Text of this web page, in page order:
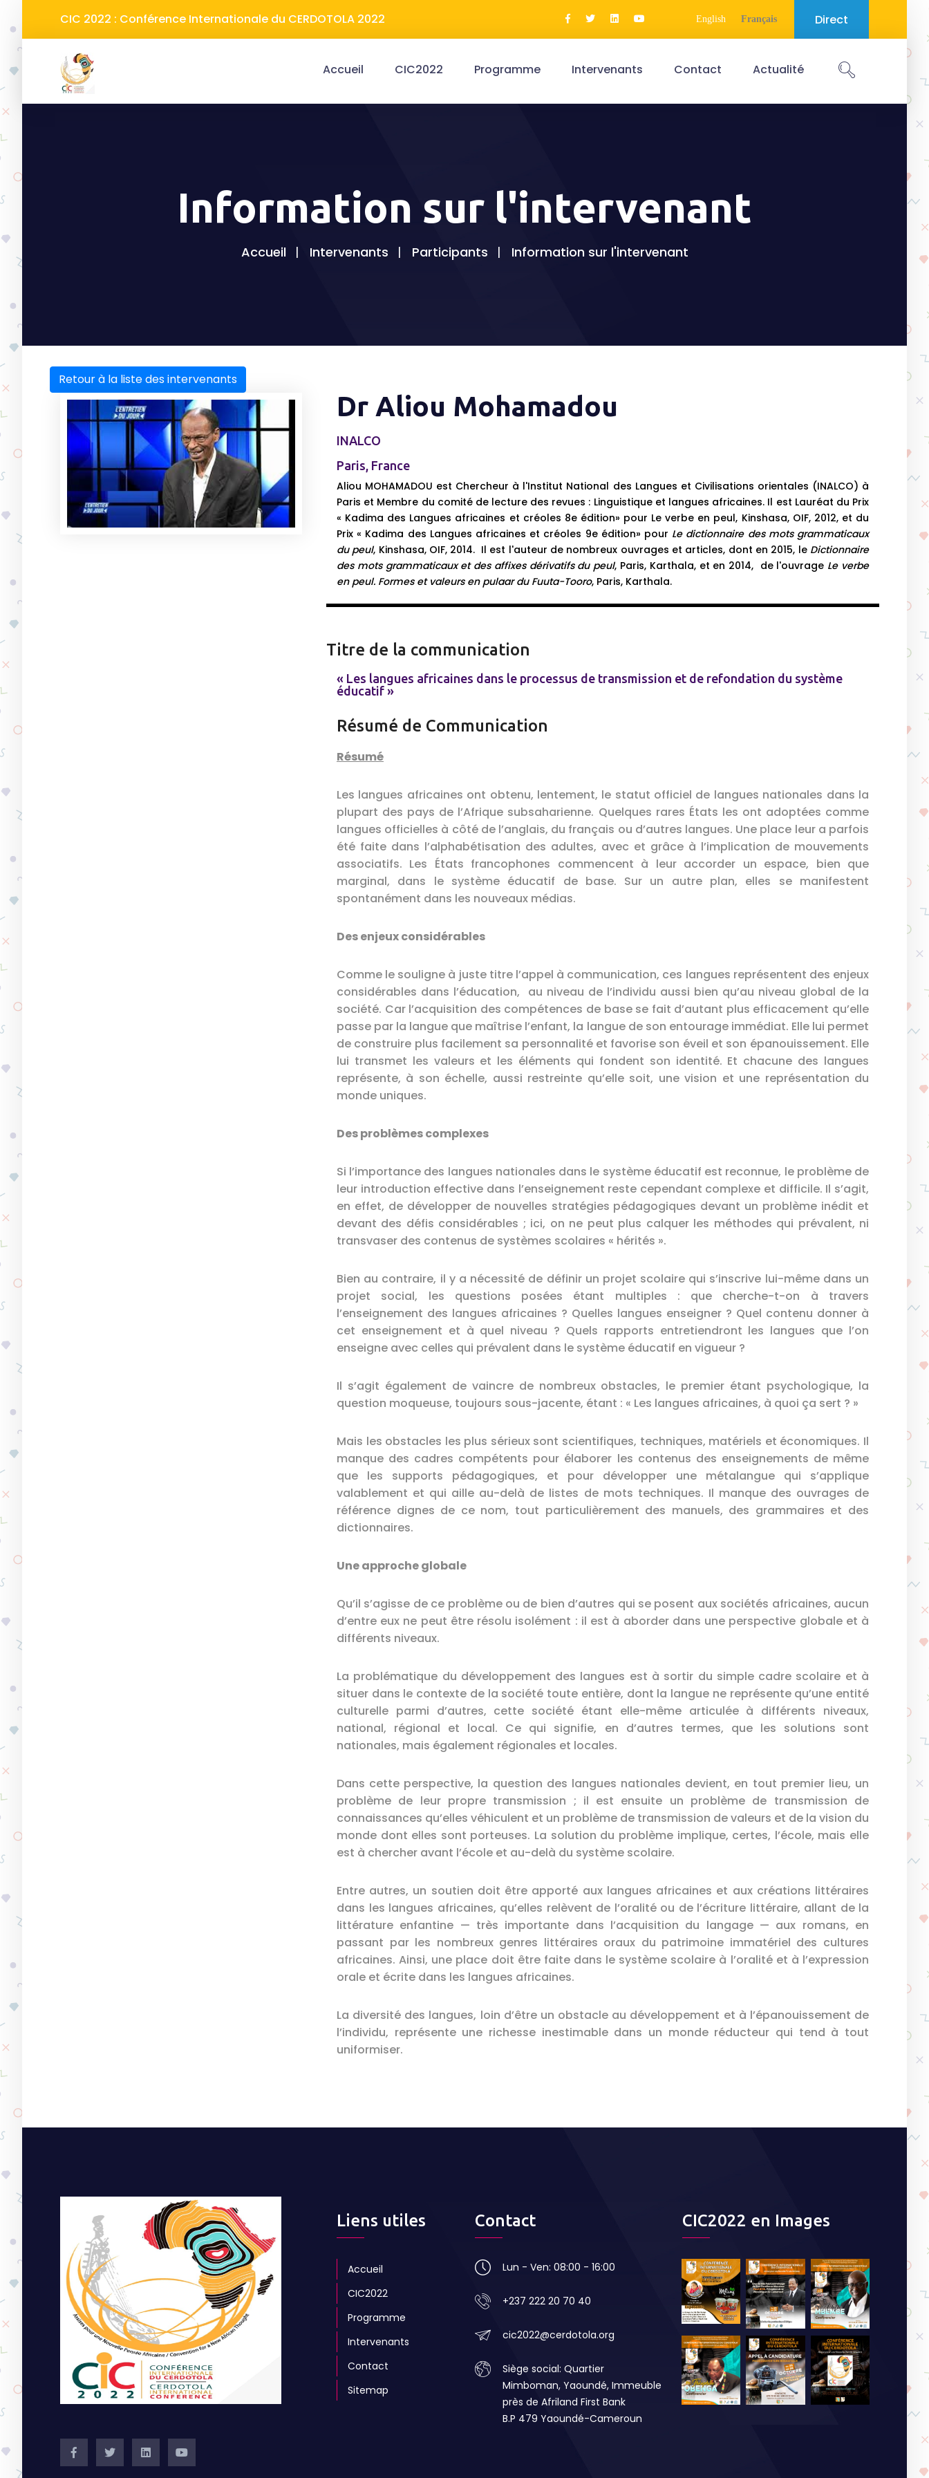
CIC 2022 : Conférence Internationale du CERDOTOLA 2022 English Français Direct
Accueil CIC2022 Programme Intervenants Contact Actualité
Information sur l'intervenant
Accueil Intervenants Participants Information sur l'intervenant
Retour à la liste des intervenants
Dr Aliou Mohamadou
INALCO
Paris, France
Aliou MOHAMADOU est Chercheur à l'Institut National des Langues et Civilisations orientales (INALCO) à
Paris et Membre du comité de lecture des revues : Linguistique et langues africaines. Il est Lauréat du Prix
« Kadima des Langues africaines et créoles 8e édition» pour Le verbe en peul, Kinshasa, OIF, 2012, et du
Prix « Kadima des Langues africaines et créoles 9e édition» pour Le dictionnaire des mots grammaticaux
du peul, Kinshasa, OIF, 2014. Il est l'auteur de nombreux ouvrages et articles, dont en 2015, le Dictionnaire
des mots grammaticaux et des affixes dérivatifs du peul, Paris, Karthala, et en 2014, de l'ouvrage Le verbe
en peul. Formes et valeurs en pulaar du Fuuta-Tooro, Paris, Karthala.
Titre de la communication
« Les langues africaines dans le processus de transmission et de refondation du système
éducatif »
Résumé de Communication
Résumé
Les langues africaines ont obtenu, lentement, le statut officiel de langues nationales dans la
plupart des pays de l’Afrique subsaharienne. Quelques rares États les ont adoptées comme
langues officielles à côté de l’anglais, du français ou d’autres langues. Une place leur a parfois
été faite dans l’alphabétisation des adultes, avec et grâce à l’implication de mouvements
associatifs. Les États francophones commencent à leur accorder un espace, bien que
marginal, dans le système éducatif de base. Sur un autre plan, elles se manifestent
spontanément dans les nouveaux médias.
Des enjeux considérables
Comme le souligne à juste titre l’appel à communication, ces langues représentent des enjeux
considérables dans l’éducation, au niveau de l’individu aussi bien qu’au niveau global de la
société. Car l’acquisition des compétences de base se fait d’autant plus efficacement qu’elle
passe par la langue que maîtrise l’enfant, la langue de son entourage immédiat. Elle lui permet
de construire plus facilement sa personnalité et favorise son éveil et son épanouissement. Elle
lui transmet les valeurs et les éléments qui fondent son identité. Et chacune des langues
représente, à son échelle, aussi restreinte qu’elle soit, une vision et une représentation du
monde uniques.
Des problèmes complexes
Si l’importance des langues nationales dans le système éducatif est reconnue, le problème de
leur introduction effective dans l’enseignement reste cependant complexe et difficile. Il s’agit,
en effet, de développer de nouvelles stratégies pédagogiques devant un problème inédit et
devant des défis considérables ; ici, on ne peut plus calquer les méthodes qui prévalent, ni
transvaser des contenus de systèmes scolaires « hérités ».
Bien au contraire, il y a nécessité de définir un projet scolaire qui s’inscrive lui-même dans un
projet social, les questions posées étant multiples : que cherche-t-on à travers
l’enseignement des langues africaines ? Quelles langues enseigner ? Quel contenu donner à
cet enseignement et à quel niveau ? Quels rapports entretiendront les langues que l’on
enseigne avec celles qui prévalent dans le système éducatif en vigueur ?
Il s’agit également de vaincre de nombreux obstacles, le premier étant psychologique, la
question moqueuse, toujours sous-jacente, étant : « Les langues africaines, à quoi ça sert ? »
Mais les obstacles les plus sérieux sont scientifiques, techniques, matériels et économiques. Il
manque des cadres compétents pour élaborer les contenus des enseignements de même
que les supports pédagogiques, et pour développer une métalangue qui s’applique
valablement et qui aille au-delà de listes de mots techniques. Il manque des ouvrages de
référence dignes de ce nom, tout particulièrement des manuels, des grammaires et des
dictionnaires.
Une approche globale
Qu’il s’agisse de ce problème ou de bien d’autres qui se posent aux sociétés africaines, aucun
d’entre eux ne peut être résolu isolément : il est à aborder dans une perspective globale et à
différents niveaux.
La problématique du développement des langues est à sortir du simple cadre scolaire et à
situer dans le contexte de la société toute entière, dont la langue ne représente qu’une entité
culturelle parmi d’autres, cette société étant elle-même articulée à différents niveaux,
national, régional et local. Ce qui signifie, en d’autres termes, que les solutions sont
nationales, mais également régionales et locales.
Dans cette perspective, la question des langues nationales devient, en tout premier lieu, un
problème de leur propre transmission ; il est ensuite un problème de transmission de
connaissances qu’elles véhiculent et un problème de transmission de valeurs et de la vision du
monde dont elles sont porteuses. La solution du problème implique, certes, l’école, mais elle
est à chercher avant l’école et au-delà du système scolaire.
Entre autres, un soutien doit être apporté aux langues africaines et aux créations littéraires
dans les langues africaines, qu’elles relèvent de l’oralité ou de l’écriture littéraire, allant de la
littérature enfantine — très importante dans l’acquisition du langage — aux romans, en
passant par les nombreux genres littéraires oraux du patrimoine immatériel des cultures
africaines. Ainsi, une place doit être faite dans le système scolaire à l’oralité et à l’expression
orale et écrite dans les langues africaines.
La diversité des langues, loin d’être un obstacle au développement et à l’épanouissement de
l’individu, représente une richesse inestimable dans un monde réducteur qui tend à tout
uniformiser.
Liens utiles
Accueil
CIC2022
Programme
Intervenants
Contact
Sitemap
Contact
Lun - Ven: 08:00 - 16:00
+237 222 20 70 40
cic2022@cerdotola.org
Siège social: Quartier
Mimboman, Yaoundé, Immeuble
près de Afriland First Bank
B.P 479 Yaoundé-Cameroun
CIC2022 en Images